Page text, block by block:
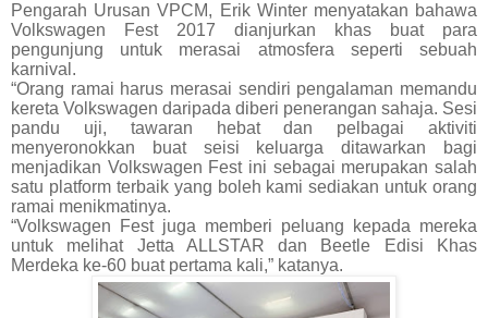
Pengarah Urusan VPCM, Erik Winter menyatakan bahawa
Volkswagen Fest 2017 dianjurkan khas buat para
pengunjung untuk merasai atmosfera seperti sebuah
karnival.
“Orang ramai harus merasai sendiri pengalaman memandu
kereta Volkswagen daripada diberi penerangan sahaja. Sesi
pandu uji, tawaran hebat dan pelbagai aktiviti
menyeronokkan buat seisi keluarga ditawarkan bagi
menjadikan Volkswagen Fest ini sebagai merupakan salah
satu platform terbaik yang boleh kami sediakan untuk orang
ramai menikmatinya.
“Volkswagen Fest juga memberi peluang kepada mereka
untuk melihat Jetta ALLSTAR dan Beetle Edisi Khas
Merdeka ke-60 buat pertama kali,” katanya.